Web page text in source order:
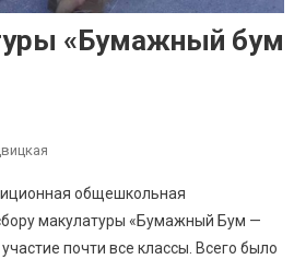
«Бумажный бум
общешкольная
макулатуры «Бумажный Бум —
почти все классы. Всего было